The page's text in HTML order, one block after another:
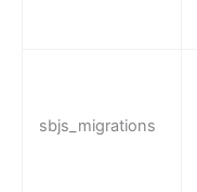
sbjs_migrations